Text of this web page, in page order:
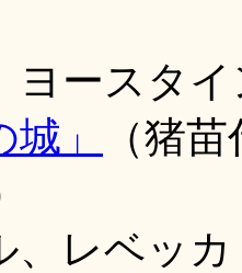
ヨースタ
」
（猪
、レベッカ